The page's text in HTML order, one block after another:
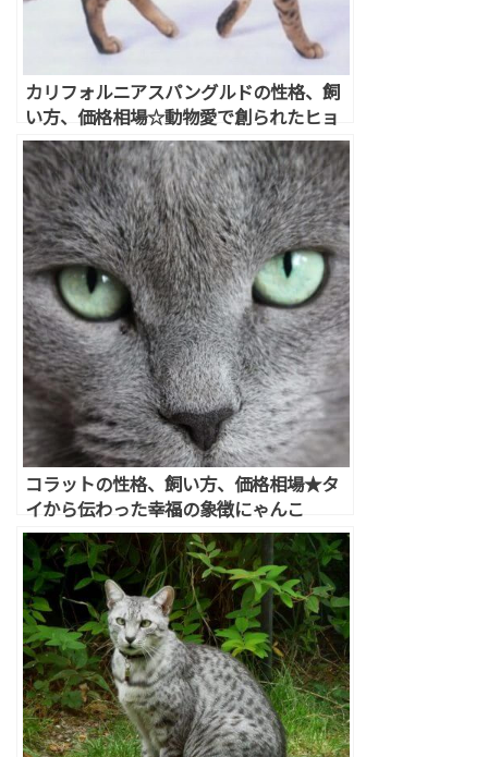
カリフォルニアスパングルドの性格、飼
い方、価格相場☆動物愛で創られたヒョ
ウ柄猫
コラットの性格、飼い方、価格相場★タ
イから伝わった幸福の象徴にゃんこ